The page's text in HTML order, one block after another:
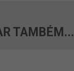
TAMBÉM...